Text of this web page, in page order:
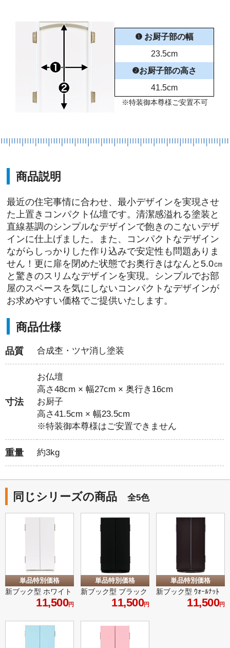
❶ お厨子部の幅
23.5cm
❷お厨子部の高さ
41.5cm
※特装御本尊様ご安置不可
商品説明
最近の住宅事情に合わせ、最小デザインを実現させ
た上置きコンパクト仏壇です。清潔感溢れる塗装と
直線基調のシンプルなデザインで飽きのこないデザ
インに仕上げました。また、コンパクトなデザイン
ながらしっかりした作り込みで安定性も問題ありま
せん！更に扉を閉めた状態でお奥行きはなんと5.0㎝
と驚きのスリムなデザインを実現。シンプルでお部
屋のスペースを気にしないコンパクトなデザインが
お求めやすい価格でご提供いたします。
商品仕様
品質 合成杢・ツヤ消し塗装
寸法
お仏壇
高さ48cm × 幅27cm × 奥行き16cm
お厨子
高さ41.5cm × 幅23.5cm
※特装御本尊様はご安置できません
重量 約3kg